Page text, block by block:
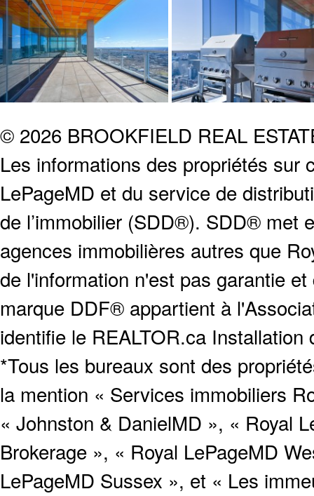
© 2026 BROOKFIELD REAL
Les informations des propriétés sur
LePageMD et du service de
de l’immobilier (SDD®). SDD® met
agences immobilières autres que
de l'information n'est pas garantie
marque DDF® appartient à
identifie le REALTOR.ca
*Tous les bureaux sont des
la mention « Services immobiliers
« Johnston & DanielMD », « Royal
Brokerage », « Royal LePageMD
LePageMD Sussex », et « Les